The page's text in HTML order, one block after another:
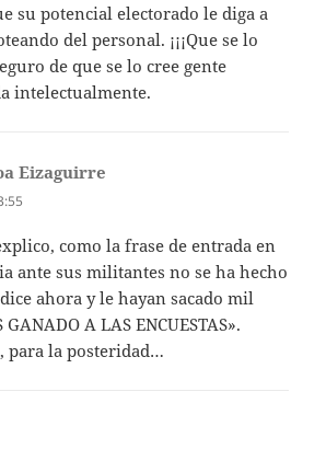
su potencial electorado le diga a
del personal. ¡¡¡Que se lo
de que se lo cree gente
intelectualmente.
Eizaguirre
como la frase de entrada en
ante sus militantes no se ha hecho
ahora y le hayan sacado mil
A LAS ENCUESTAS».
para la posteridad…